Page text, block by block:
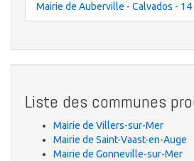
Mairie de Auberville - Calvados -
Liste des communes
Mairie de Villers-sur-Mer
Mairie de Saint-Vaast-en-Auge
Mairie de Gonneville-sur-Mer